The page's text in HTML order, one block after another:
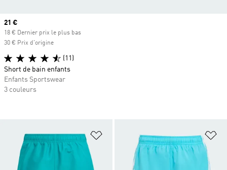
Ajouter à la Liste de produits
Prix actuel
21 €
18 € Dernier prix le plus bas
30 € Prix d'origine
(11)
Short de bain enfants
Enfants Sportswear
3 couleurs